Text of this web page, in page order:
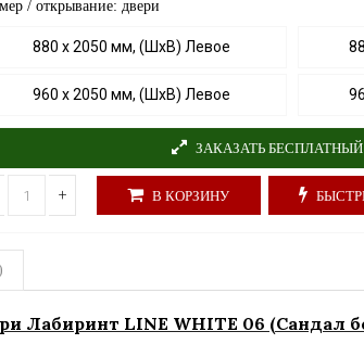
/ открывание: двери
880 х 2050 мм, (ШхВ) Левое
960 х 2050 мм, (ШхВ) Левое
ЗАКАЗАТЬ
+ В КОРЗИНУ
Лабиринт LINE WHITE 06 (Сандал